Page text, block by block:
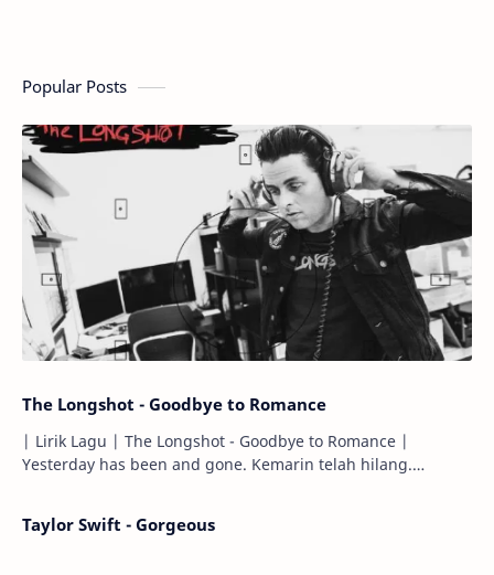
Popular Posts
The Longshot - Goodbye to Romance
| Lirik Lagu | The Longshot - Goodbye to Romance |
Yesterday has been and gone. Kemarin telah hilang.
Taylor Swift - Gorgeous